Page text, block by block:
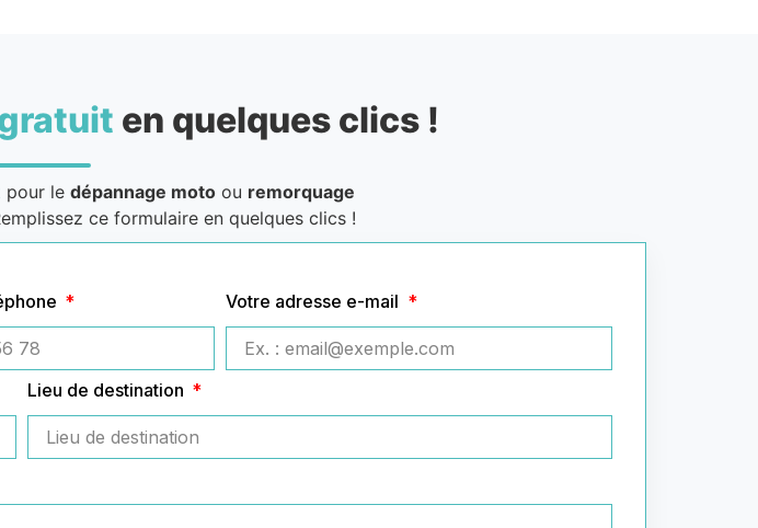
en quelques clics !
pour le dépannage motoou remorquage
ce formulaire en quelques clics !
Votre adresse e-mail
Lieu de destination